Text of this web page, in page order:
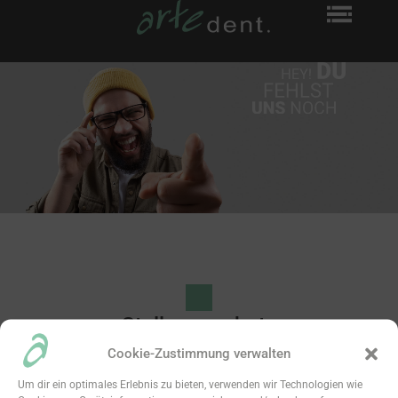
Cookie-Zustimmung verwalten
Um dir ein optimales Erlebnis zu bieten, verwenden wir Technologien wie
Stellenangebote
Bereit, die Welt der Zähne zu erobern? Wir suchen dringend